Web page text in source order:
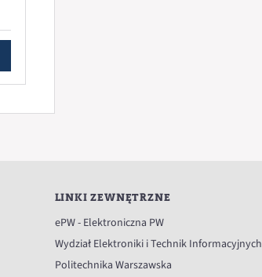
LINKI ZEWNĘTRZNE
ePW - Elektroniczna PW
Wydział Elektroniki i Technik Informacyjnych
Politechnika Warszawska